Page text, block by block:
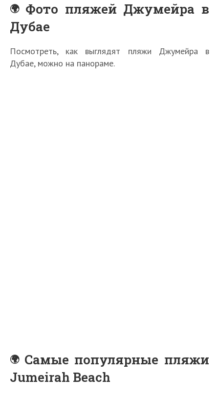
Фото пляжей Джумейра в
Дубае
Посмотреть, как выглядят пляжи Джумейра в
Дубае, можно на панораме.
Самые популярные пляжи
Jumeirah Beach